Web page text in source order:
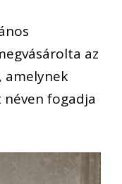
az
amelynek
fogadja